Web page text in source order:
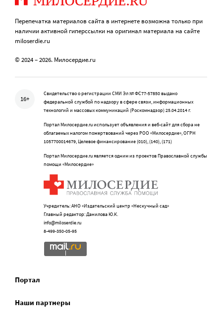
Перепечатка материалов сайта в интернете возможна только при
наличии активной гиперссылки на оригинал материала на сайте
miloserdie.ru
© 2024 – 2026. Милосердие.ru
16+
Свидетельство о регистрации СМИ Эл № ФС77-57850 выдано
федеральной службой по надзору в сфере связи, информационных
технологий и массовых коммуникаций (Роскомнадзор) 25.04.2014 г.
Портал Милосердие.ru использует объявления и веб-сайт для сбора не
облагаемых налогом пожертвований через РОО «Милосердие», ОГРН
1057700014679, Целевое финансирование (010), (140), (171)
Портал Милосердие.ru является одним из проектов Православной службы
помощи «Милосердие»
Учредитель: АНО «Издательский центр «Нескучный сад»
Главный редактор: Данилова Ю.К.
info@miloserdie.ru
8-499-350-05-95
Портал
Наши партнеры